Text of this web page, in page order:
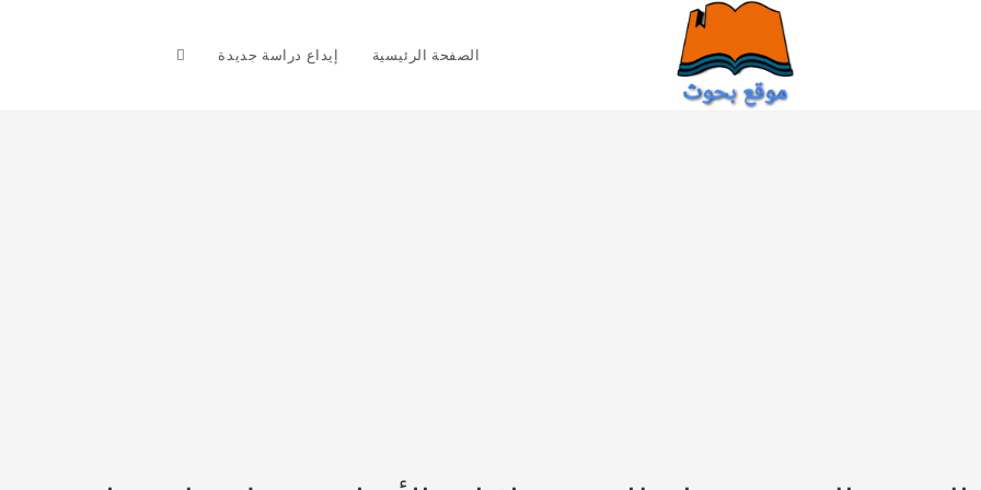
الصفحة الرئيسية إيداع دراسة جديدة Toggle